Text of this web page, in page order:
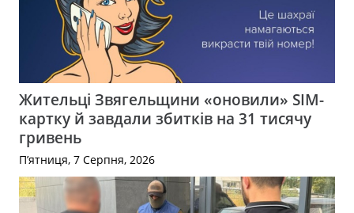
Жительці Звягельщини «оновили» SIM-
картку й завдали збитків на 31 тисячу
гривень
П’ятниця, 7 Серпня, 2026